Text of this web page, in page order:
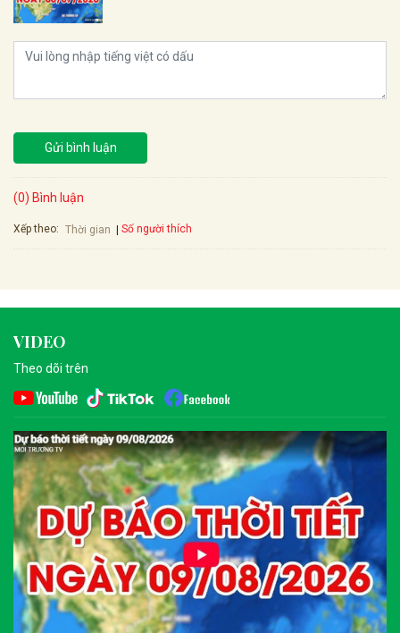
Gửi bình luận
(0) Bình luận
Xếp theo: Thời gian Số người thích
VIDEO
Theo dõi trên